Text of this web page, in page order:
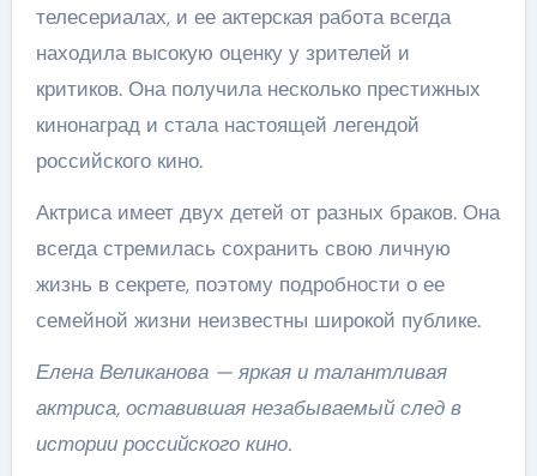
телесериалах, и ее актерская работа всегда
находила высокую оценку у зрителей и
критиков. Она получила несколько престижных
кинонаград и стала настоящей легендой
российского кино.
Актриса имеет двух детей от разных браков. Она
всегда стремилась сохранить свою личную
жизнь в секрете, поэтому подробности о ее
семейной жизни неизвестны широкой публике.
Елена Великанова — яркая и талантливая
актриса, оставившая незабываемый след в
истории российского кино.